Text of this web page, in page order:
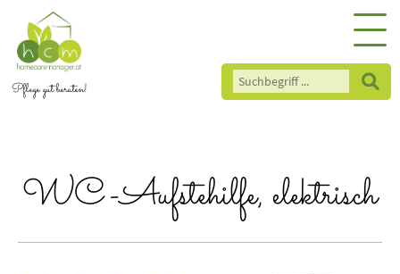
Pflege gut beraten!
WC-Aufstehilfe, elektrisch